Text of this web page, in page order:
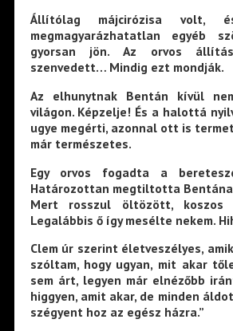
Állítólag májcirózisa volt,
megmagyarázhatatlan egyéb
gyorsan jön. Az orvos
szenvedett… Mindig ezt mondják.
Az elhunytnak Bentán kívül
világon. Képzelje! És a halottá
ugye megérti, azonnal ott is
már természetes.
Egy orvos fogadta a
Határozottan megtiltotta
Mert rosszul öltözött,
Legalábbis ő így mesélte nekem.
Clem úr szerint életveszélyes,
szóltam, hogy ugyan, mit akar
sem árt, legyen már elnézőbb
higgyen, amit akar, de minden
szégyent hoz az egész házra.”